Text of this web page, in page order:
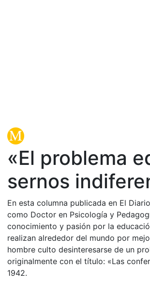
«El problema
sernos
En esta columna publicada en El
como Doctor en Psicología y
conocimiento y pasión por la
realizan alrededor del mundo por
hombre culto desinteresarse de un
originalmente con el título: «Las
1942.